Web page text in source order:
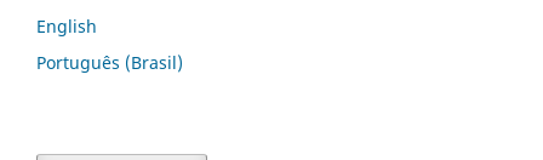
English
Português (Brasil)